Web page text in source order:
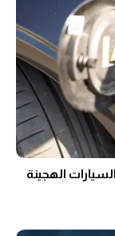
الهجينة